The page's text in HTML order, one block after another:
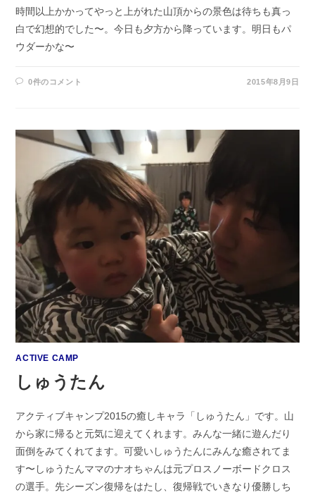
時間以上かかってやっと上がれた山頂からの景色は待ちも真っ
白で幻想的でした〜。今日も夕方から降っています。明日もパ
ウダーかな〜
0件のコメント 2015年8月9日
ACTIVE CAMP
しゅうたん
アクティブキャンプ2015の癒しキャラ「しゅうたん」です。山
から家に帰ると元気に迎えてくれます。みんな一緒に遊んだり
面倒をみてくれてます。可愛いしゅうたんにみんな癒されてま
す〜しゅうたんママのナオちゃんは元プロスノーボードクロス
の選手。先シーズン復帰をはたし、復帰戦でいきなり優勝しち